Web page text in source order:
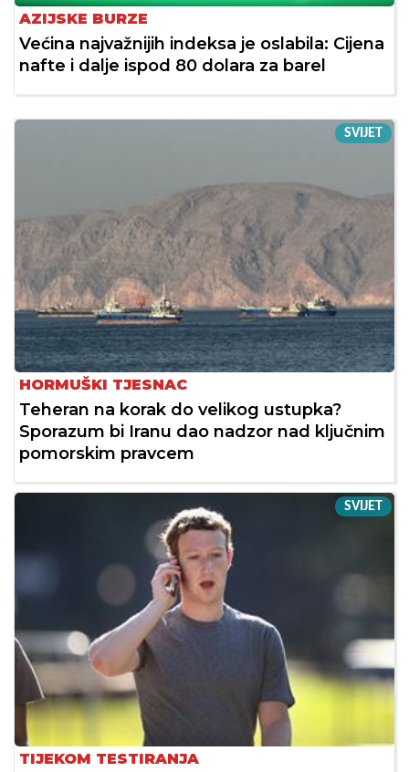
AZIJSKE BURZE
Većina najvažnijih indeksa je oslabila: Cijena
nafte i dalje ispod 80 dolara za barel
SVIJET
HORMUŠKI TJESNAC
Teheran na korak do velikog ustupka?
Sporazum bi Iranu dao nadzor nad ključnim
pomorskim pravcem
SVIJET
TIJEKOM TESTIRANJA